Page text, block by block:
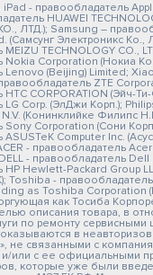
- правообладатель
HUAWEI
ЛТД.); Samsung –
(Самсунг Электроникс Ко.,
TECHNOLOGY CO.,
Nokia Corporation (Нокиа
Lenovo (Beijing) Limited;
ZTE
HTC CORPORATION (Эйч-
LG Corp. (ЭлДжи Корп.);
(Конинклийке Филипс
Sony Corporation (Сони
Computer Inc.
- правообладатель
- правообладатель Dell
HP Hewlett-Packard Group
Toshiba -
as Toshiba
как Тосиба
описания товара, в
по ремонту сервисными
оказываются в
не связанными с
или с ее официальными
которые уже были